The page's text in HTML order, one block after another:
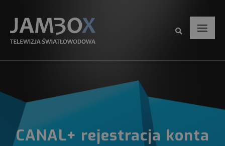
CANAL+ rejestracja konta